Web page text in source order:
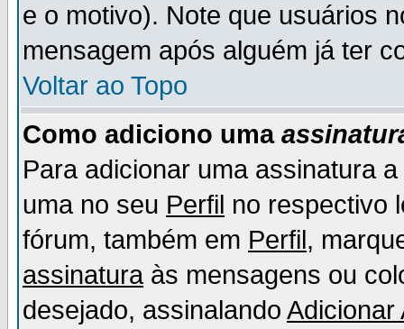
e o motivo). Note que usuários
mensagem após alguém já ter
Voltar ao Topo
Como adiciono uma
Para adicionar uma assinatura
uma no seu Perfil no respectivo
fórum, também em Perfil,
assinaturaàs mensagens ou
desejado, assinalando Adicionar